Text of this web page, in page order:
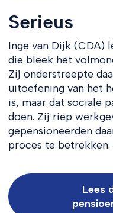
Serieus
Inge van Dijk (CDA)
die bleek het
Zij onderstreepte
uitoefening van het
is, maar dat sociale
doen. Zij riep
gepensioneerden
proces te betrekken.
Lees